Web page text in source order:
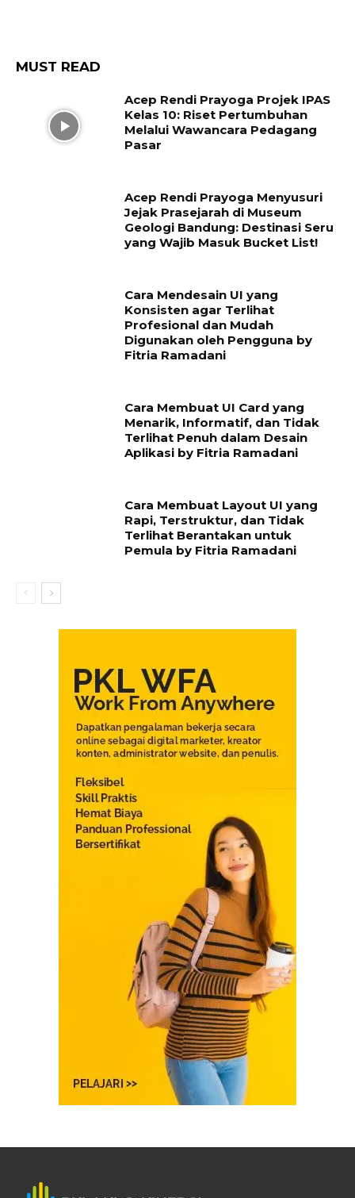
MUST READ
Acep Rendi Prayoga Projek IPAS
Kelas 10: Riset Pertumbuhan
Melalui Wawancara Pedagang
Pasar
Acep Rendi Prayoga Menyusuri
Jejak Prasejarah di Museum
Geologi Bandung: Destinasi Seru
yang Wajib Masuk Bucket List!
Cara Mendesain UI yang
Konsisten agar Terlihat
Profesional dan Mudah
Digunakan oleh Pengguna by
Fitria Ramadani
Cara Membuat UI Card yang
Menarik, Informatif, dan Tidak
Terlihat Penuh dalam Desain
Aplikasi by Fitria Ramadani
Cara Membuat Layout UI yang
Rapi, Terstruktur, dan Tidak
Terlihat Berantakan untuk
Pemula by Fitria Ramadani